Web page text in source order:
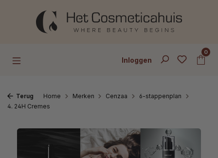
Ga naar de hoofdinhoud
Inloggen
0
Terug Home Merken Cenzaa
6-stappenplan
4. 24H Cremes